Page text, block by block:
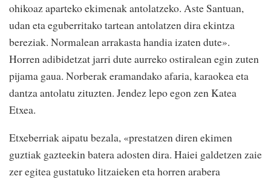
ohikoaz aparteko ekimenak antolatzeko. Aste Santuan,
udan eta eguberritako tartean antolatzen dira ekintza
bereziak. Normalean arrakasta handia izaten dute».
Horren adibidetzat jarri dute aurreko ostiralean egin zuten
pijama gaua. Norberak eramandako afaria, karaokea eta
dantza antolatu zituzten. Jendez lepo egon zen Katea
Etxea.
Etxeberriak aipatu bezala, «prestatzen diren ekimen
guztiak gazteekin batera adosten dira. Haiei galdetzen zaie
zer egitea gustatuko litzaieken eta horren arabera